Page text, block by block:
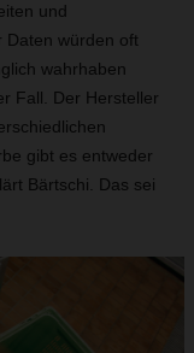
und
Daten würden oft
wahrhaben
Fall. Der Hersteller
gibt es entweder
Bärtschi. Das sei